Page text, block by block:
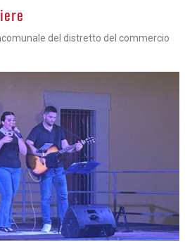
del distretto del commercio